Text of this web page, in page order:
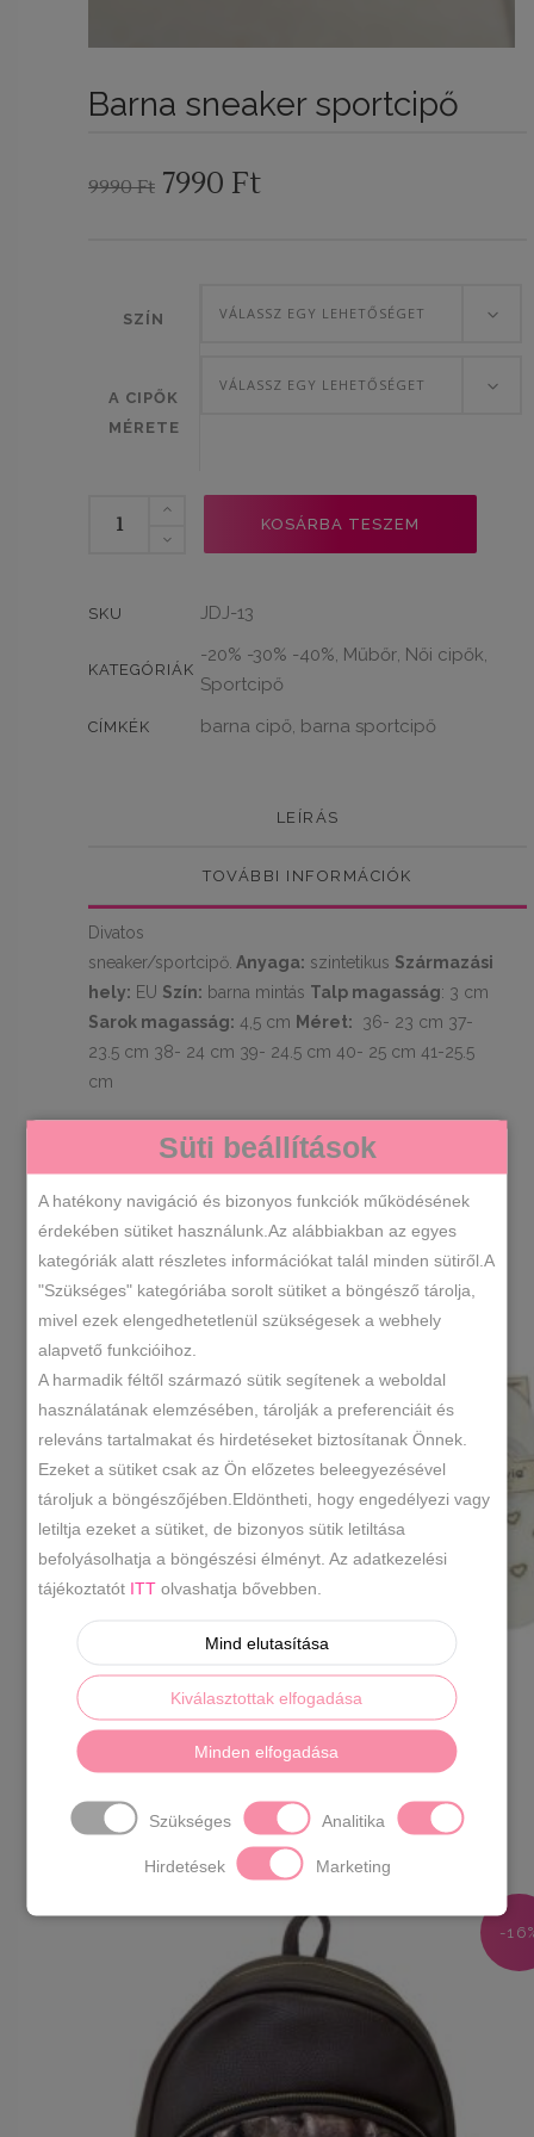
Barna sneaker sportcipő
9990Ft Original
7990 FtCurrent
SZÍN VÁLASSZ EGY LEHETŐSÉGET
A CIPŐK
MÉRETE
VÁLASSZ EGY LEHETŐSÉGET
KOSÁRBA TESZEM
SKU JDJ-13
KATEGÓRIÁK
-20% -30% -40% Műbőr Női cipők
Sportcipő
CÍMKÉK barna cipő barna sportcipő
LEÍRÁS
TOVÁBBI INFORMÁCIÓK
Divatos
sneaker/sportcipő. Anyaga: szintetikus Származási
hely: EU Szín: barna mintás Talp magasság: 3 cm
Sarok magasság: 4,5 cm Méret: 36- 23 cm 37-
23.5 cm 38- 24 cm 39- 24.5 cm 40- 25 cm 41-25.5
cm
Érdekelhetnek még…
590 Ft
-
Süti beállítások
A hatékony navigáció és bizonyos funkciók működésének
érdekében sütiket használunk.Az alábbiakban az egyes
kategóriák alatt részletes információkat talál minden sütiről.A
"Szükséges" kategóriába sorolt sütiket a böngésző tárolja,
mivel ezek elengedhetetlenül szükségesek a webhely
alapvető funkcióihoz.
A harmadik féltől származó sütik segítenek a weboldal
használatának elemzésében, tárolják a preferenciáit és
releváns tartalmakat és hirdetéseket biztosítanak Önnek.
Ezeket a sütiket csak az Ön előzetes beleegyezésével
tároljuk a böngészőjében.Eldöntheti, hogy engedélyezi vagy
letiltja ezeket a sütiket, de bizonyos sütik letiltása
befolyásolhatja a böngészési élményt. Az adatkezelési
tájékoztatót ITT olvashatja bővebben.
Mind elutasítása
Kiválasztottak elfogadása
Minden elfogadása
Szükséges Analitika
Hirdetések Marketing